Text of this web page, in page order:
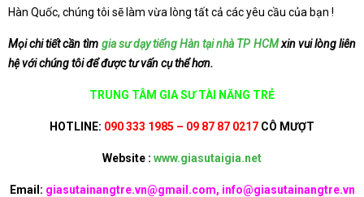
Hàn Quốc, chúng tôi sẽ làm vừa lòng tất cả các yêu cầu của bạn !
Mọi chi tiết cần tìm gia sư dạy tiếng Hàn tại nhà TP HCMxin vui lòng liên
hệ với chúng tôi để được tư vấn cụ thể hơn.
TRUNG TÂM GIA SƯ TÀI NĂNG TRẺ
HOTLINE: 090 333 1985 – 09 87 87 0217 CÔ MƯỢT
Website : www.giasutaigia.net
Email: giasutainangtre.vn@gmail.com, info@giasutainangtre.vn